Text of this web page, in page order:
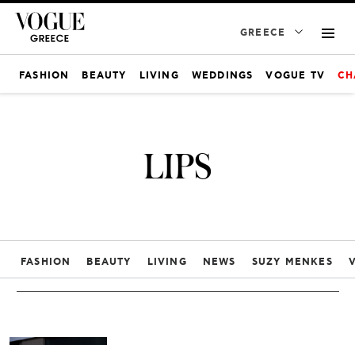
GREECE
FASHION BEAUTY LIVING WEDDINGS VOGUE TV
LIPS
FASHION BEAUTY LIVING NEWS SUZY MENKES